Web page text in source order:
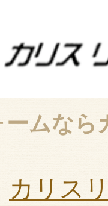
ムな
カリス